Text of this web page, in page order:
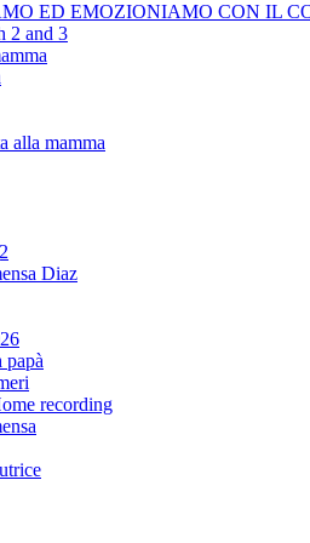
ED EMOZIONIAMO CON IL
2 and 3
alla mamma
Diaz
papà
recording